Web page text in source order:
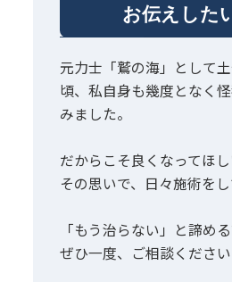
お伝えした
元力士「鷲の海」として
頃、私自身も幾度となく
みました。
だからこそ良くなってほし
その思いで、日々施術をし
「もう治らない」と諦める
ぜひ一度、ご相談ください